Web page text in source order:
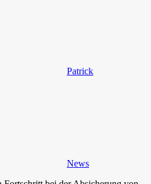
Patrick
News